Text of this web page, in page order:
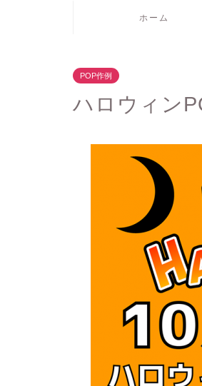
ホーム
POP作例
ハロウィン